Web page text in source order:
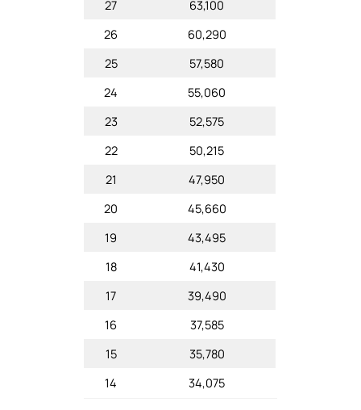
27
63,100
26
60,290
25
57,580
24
55,060
23
52,575
22
50,215
21
47,950
20
45,660
19
43,495
18
41,430
17
39,490
16
37,585
15
35,780
14
34,075